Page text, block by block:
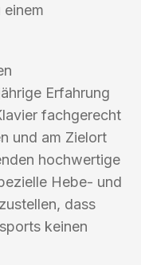
Erfahrung
fachgerecht
und am Zielort
hochwertige
Hebe- und
dass
keinen